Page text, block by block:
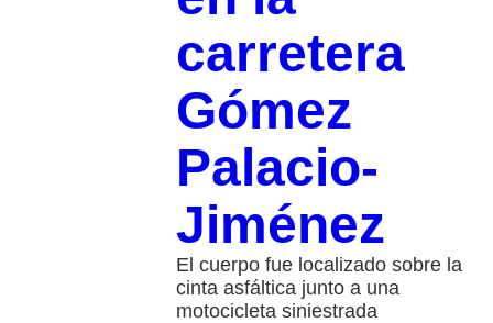
carretera
Gómez
Palacio-
Jiménez
El cuerpo fue localizado sobre la
cinta asfáltica junto a una
motocicleta siniestrada